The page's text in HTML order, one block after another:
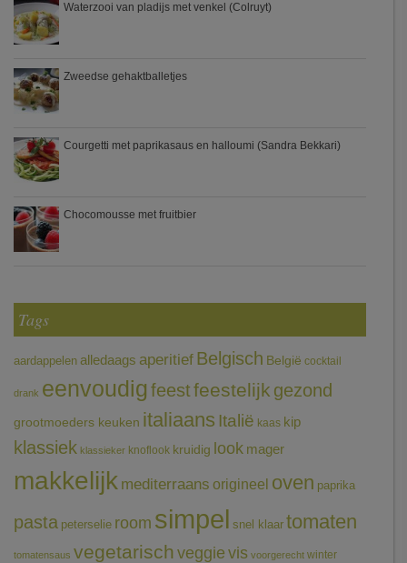
Waterzooi van pladijs met venkel (Colruyt)
Zweedse gehaktballetjes
Courgetti met paprikasaus en halloumi (Sandra Bekkari)
Chocomousse met fruitbier
Tags
aardappelen alledaags aperitief Belgisch België cocktail
drank eenvoudigfeestfeestelijk gezond
grootmoeders keuken italiaans Italië kaas kip
klassiek klassieker knoflook kruidig look mager
makkelijk mediterraans origineel oven paprika
pasta peterselie room simpel snel klaar tomaten
tomatensaus vegetarischveggie vis voorgerecht winter